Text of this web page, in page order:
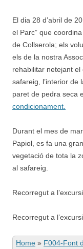
El dia 28 d’abril de
el Parc” que
de Collserola; els
els de la nostra
rehabilitar netejant el
safareig, l’interior de
paret de pedra seca
condicionament.
Durant el mes de
Papiol, es fa una
vegetació de tota la
al safareig.
Recorregut a
Recorregut a
Home » F004-Font